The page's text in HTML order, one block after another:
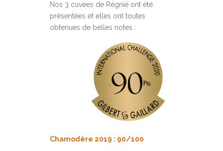
Nos 3 cuvées de Régnié ont été
présentées et elles ont toutes
obtenues de belles notes :
Chamodère 2019 : 90/100